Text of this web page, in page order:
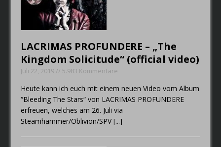
LACRIMAS PROFUNDERE – „The
Kingdom Solicitude“ (official video)
Juli 22, 2019 // 5.983 Kommentare
Heute kann ich euch mit einem neuen Video vom Album
“Bleeding The Stars“ von LACRIMAS PROFUNDERE
erfreuen, welches am 26. Juli via
Steamhammer/Oblivion/SPV[...]